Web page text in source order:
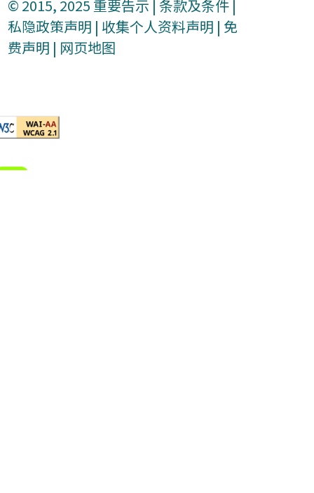
© 2015, 2025 重要告示 | 条款及条件 |
私隐政策声明 | 收集个人资料声明 | 免
费声明 | 网页地图